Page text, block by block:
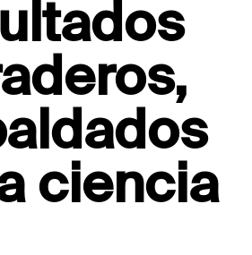
ciencia